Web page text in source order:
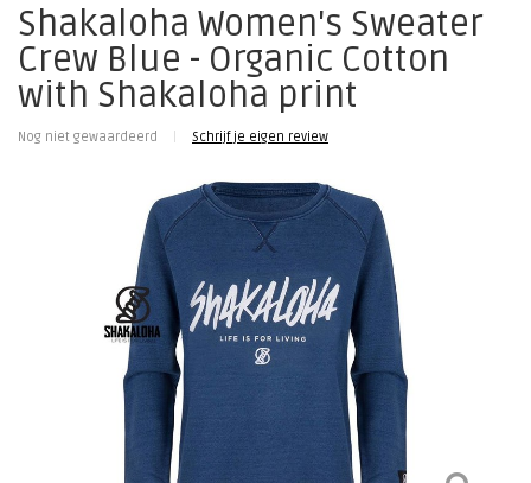
Shakaloha Women's Sweater
Crew Blue - Organic Cotton
with Shakaloha print
Nog niet gewaardeerd Schrijf je eigen review